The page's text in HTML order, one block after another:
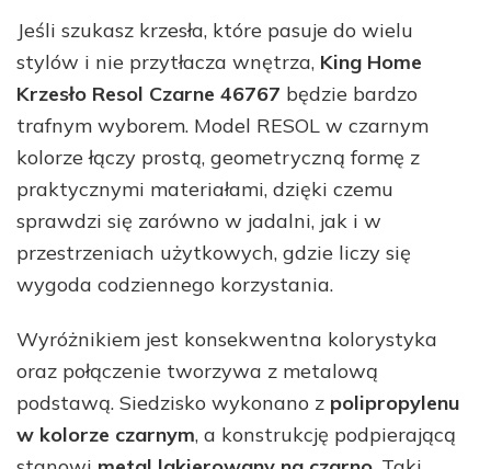
Jeśli szukasz krzesła, które pasuje do wielu
stylów i nie przytłacza wnętrza, King Home
Krzesło Resol Czarne 46767 będzie bardzo
trafnym wyborem. Model RESOL w czarnym
kolorze łączy prostą, geometryczną formę z
praktycznymi materiałami, dzięki czemu
sprawdzi się zarówno w jadalni, jak i w
przestrzeniach użytkowych, gdzie liczy się
wygoda codziennego korzystania.
Wyróżnikiem jest konsekwentna kolorystyka
oraz połączenie tworzywa z metalową
podstawą. Siedzisko wykonano z polipropylenu
w kolorze czarnym, a konstrukcję podpierającą